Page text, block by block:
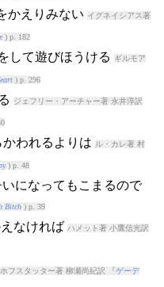
かえりみない イグネイシアス著
) p. 182
して遊びほうける ギルモア
) p. 296
ジェフリー・アーチャー著 永井淳訳
われるよりは ル・カレ著 村
) p. 48
になってもこまるので
Bitch) p. 39
なければ ハメット著 小鷹信光訳
ホフスタッター著 柳瀬尚紀訳 『ゲーデ